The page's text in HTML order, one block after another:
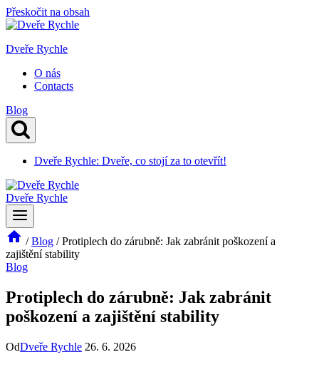
Přeskočit na obsah
Dveře Rychle
O nás
Contacts
Blog
Dveře Rychle: Dveře, co stojí za to otevřít!
Dveře Rychle
/ Blog / Protiplech do zárubně: Jak zabránit poškození a
zajištění stability
Blog
Protiplech do zárubně: Jak zabránit
poškození a zajištění stability
OdDveře Rychle 26. 6. 2026